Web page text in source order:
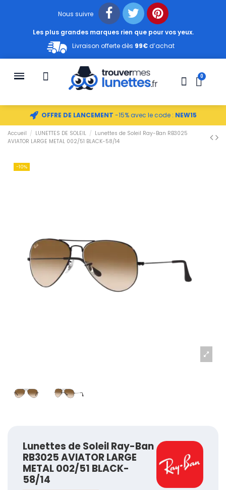
Nous suivre
Les plus grandes marques rien que pour vos yeux.
Livraison offerte dès 99€d’achat
OFFRE DE LANCEMENT -15% avec le code : NEW15
Accueil LUNETTES DE SOLEIL
Lunettes de Soleil Ray-Ban RB3025
AVIATOR LARGE METAL 002/51 BLACK-58/14
-10%
Lunettes de Soleil Ray-Ban
RB3025 AVIATOR LARGE
METAL 002/51 BLACK-
58/14